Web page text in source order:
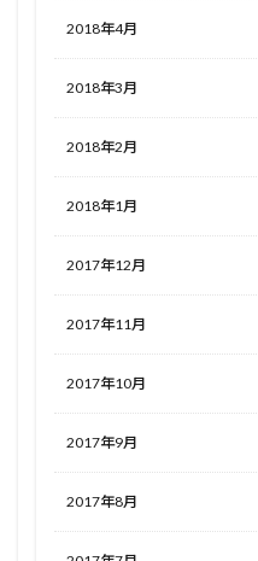
2018年4月
2018年3月
2018年2月
2018年1月
2017年12月
2017年11月
2017年10月
2017年9月
2017年8月